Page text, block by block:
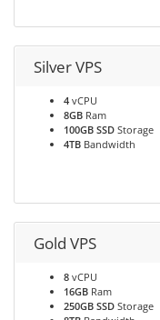
Silver VPS
4 vCPU
8GB Ram
100GB SSD Storage
4TB Bandwidth
Gold VPS
8 vCPU
16GB Ram
250GB SSD Storage